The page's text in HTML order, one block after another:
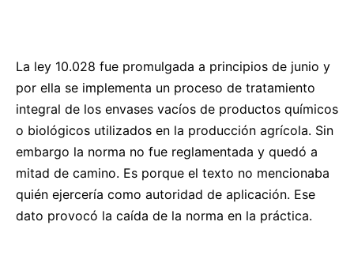
La ley 10.028 fue promulgada a principios de junio y
por ella se implementa un proceso de tratamiento
integral de los envases vacíos de productos químicos
o biológicos utilizados en la producción agrícola. Sin
embargo la norma no fue reglamentada y quedó a
mitad de camino. Es porque el texto no mencionaba
quién ejercería como autoridad de aplicación. Ese
dato provocó la caída de la norma en la práctica.